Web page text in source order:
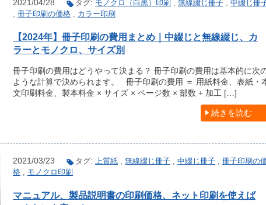
2021/04/28 タグ: モノクロ（白黒）印刷 , 無線綴じ冊子 , 中綴じ冊
, 冊子印刷の価格 , カラー印刷
【2024年】冊子印刷の費用まとめ｜中綴じと無線綴じ、カ
ラーとモノクロ、サイズ別
冊子印刷の費用はどうやって決まる？ 冊子印刷の費用は基本的に次
ような計算で決められます。 冊子印刷の費用 ＝ 用紙料金、表紙・
文印刷料金、製本料金 × サイズ × ページ数 × 部数 + 加工 […]
続きを読む
2021/03/23 タグ: 上質紙 無線綴じ冊子 中綴じ冊子
冊子印刷の
格
モノクロ印刷
マニュアル、製品説明書の印刷価格、ネット印刷を使えば